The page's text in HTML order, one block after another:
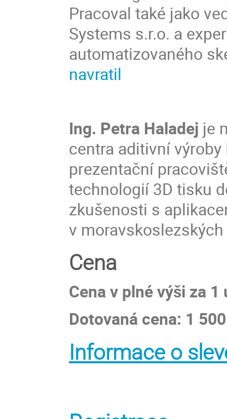
Pracoval také jako
Systems s.r.o. a
automatizovaného
navratil
Ing. Petra Haladej je
centra aditivní
prezentační
technologií 3D tisku
zkušenosti s
v
Cena
Cena v plné výši za
Dotovaná cena: 1
Informace o